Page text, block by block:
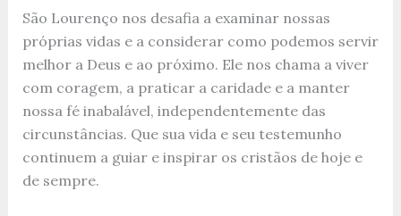
São Lourenço nos desafia a examinar nossas
próprias vidas e a considerar como podemos servir
melhor a Deus e ao próximo. Ele nos chama a viver
com coragem, a praticar a caridade e a manter
nossa fé inabalável, independentemente das
circunstâncias. Que sua vida e seu testemunho
continuem a guiar e inspirar os cristãos de hoje e
de sempre.